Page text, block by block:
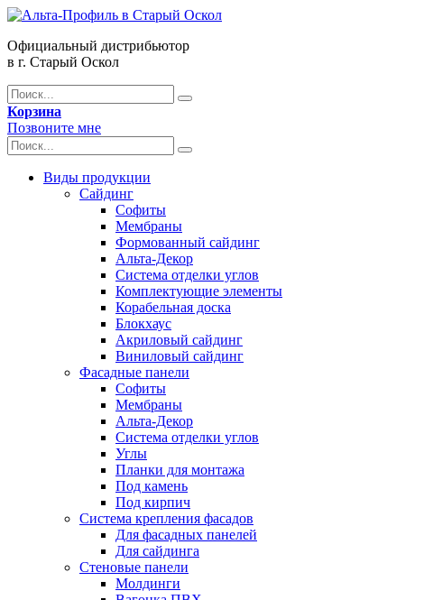
Официальный дистрибьютор
в г. Старый Оскол
Корзина
Позвоните мне
Виды продукции
Сайдинг
Софиты
Мембраны
Формованный сайдинг
Альта-Декор
Система отделки углов
Комплектующие элементы
Корабельная доска
Блокхаус
Акриловый сайдинг
Виниловый сайдинг
Фасадные панели
Софиты
Мембраны
Альта-Декор
Система отделки углов
Углы
Планки для монтажа
Под камень
Под кирпич
Система крепления фасадов
Для фасадных панелей
Для сайдинга
Стеновые панели
Молдинги